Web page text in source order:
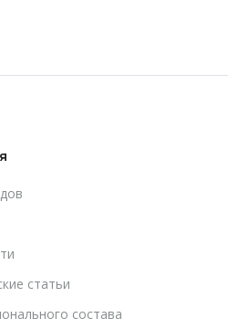
статьи
состава